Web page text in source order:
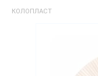
КОЛОПЛАСТ